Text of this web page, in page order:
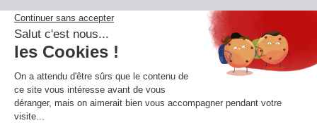
La newsletter
Adresse e-mail
En vous inscrivant à notre newsletter, vous acceptez notrepolitique de
confidentialité.
Retrouvons-nous sur